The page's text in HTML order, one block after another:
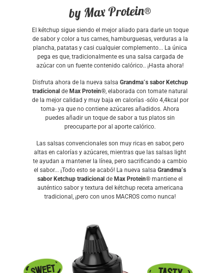
by Max Protein®
El kétchup sigue siendo el mejor aliado para darle un toque
de sabor y color a tus carnes, hamburguesas, verduras a la
plancha, patatas y casi cualquier complemento... La única
pega es que, tradicionalmente es una salsa cargada de
azúcar con un fuente contenido calórico.. ¡Hasta ahora!
Disfruta ahora de la nueva salsa Grandma´s sabor Ketchup
tradicional de Max Protein® , elaborada con tomate natural
de la mejor calidad y muy baja en calorías -sólo 4,4kcal por
toma- ya que no contiene azúcares añadidos. Ahora
puedes añadir un toque de sabor a tus platos sin
preocuparte por al aporte calórico.
Las salsas convencionales son muy ricas en sabor, pero
altas en calorías y azúcares, mientras que las salsas light
te ayudan a mantener la línea, pero sacrificando a cambio
el sabor... ¡Todo esto se acabó! La nueva salsa Grandma´s
sabor Ketchup tradicional de Max Protein® mantiene el
auténtico sabor y textura del kétchup receta americana
tradicional, ¡pero con unos MACROS como nunca!